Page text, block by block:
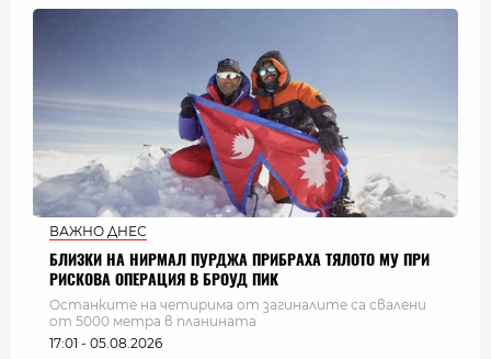
ВАЖНО ДНЕС
БЛИЗКИ НА НИРМАЛ ПУРДЖА ПРИБРАХА ТЯЛОТО МУ ПРИ
РИСКОВА ОПЕРАЦИЯ В БРОУД ПИК
Останките на четирима от загиналите са свалени
от 5000 метра в планината
17:01 - 05.08.2026